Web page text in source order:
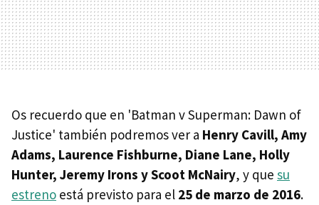
Os recuerdo que en 'Batman v Superman: Dawn of
Justice' también podremos ver a Henry Cavill, Amy
Adams, Laurence Fishburne, Diane Lane, Holly
Hunter, Jeremy Irons y Scoot McNairy, y que su
estreno está previsto para el 25 de marzo de 2016.